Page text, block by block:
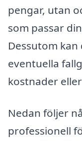
pengar, utan
som passar
Dessutom
eventuella
kostnader
Nedan följer
professionell